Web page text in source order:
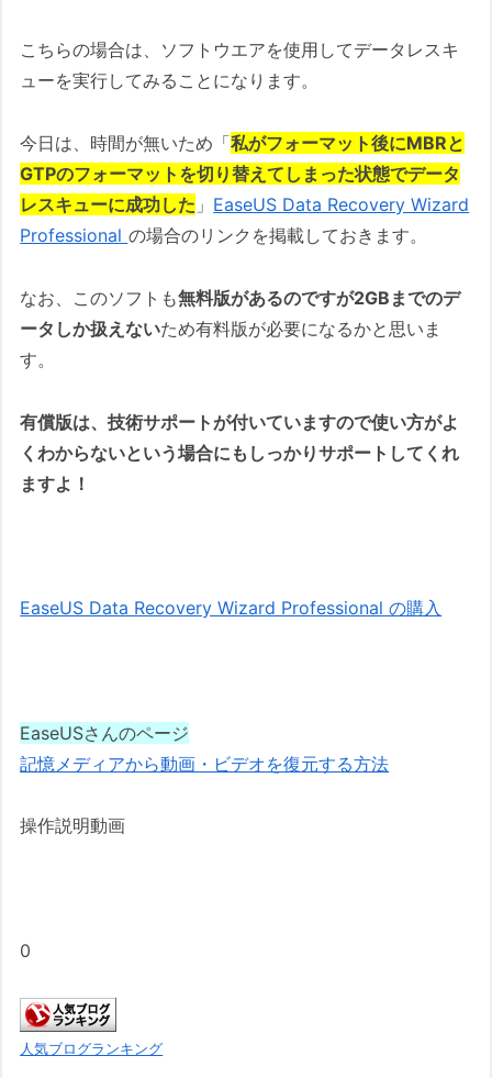
こちらの場合は、ソフトウエアを使用してデータレスキ
ューを実行してみることになります。
今日は、時間が無いため「私がフォーマット後にMBRと
GTPのフォーマットを切り替えてしまった状態でデータ
レスキューに成功した 」 EaseUS Data Recovery Wizard
Professional の場合のリンクを掲載しておきます。
なお、このソフトも無料版があるのですが2GBまでのデ
ータしか扱えないため有料版が必要になるかと思いま
す。
有償版は、技術サポートが付いていますので使い方がよ
くわからないという場合にもしっかりサポートしてくれ
ますよ！
EaseUS Data Recovery Wizard Professional の購入
EaseUSさんのページ
記憶メディアから動画・ビデオを復元する方法
操作説明動画
0
人気ブログランキング